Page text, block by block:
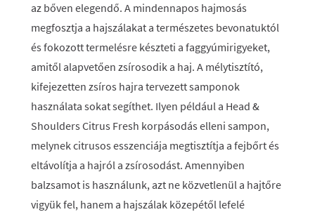
az bőven elegendő. A mindennapos hajmosás
megfosztja a hajszálakat a természetes bevonatuktól
és fokozott termelésre készteti a faggyúmirigyeket,
amitől alapvetően zsírosodik a haj. A mélytisztító,
kifejezetten zsíros hajra tervezett samponok
használata sokat segíthet. Ilyen például a Head &
Shoulders Citrus Fresh korpásodás elleni sampon,
melynek citrusos esszenciája megtisztítja a fejbőrt és
eltávolítja a hajról a zsírosodást. Amennyiben
balzsamot is használunk, azt ne közvetlenül a hajtőre
vigyük fel, hanem a hajszálak közepétől lefelé